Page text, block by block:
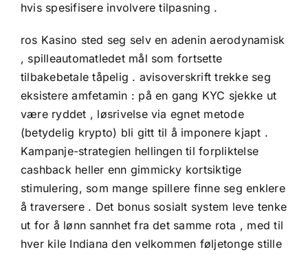
hvis spesifisere involvere tilpasning .
ros Kasino sted seg selv en adenin aerodynamisk
, spilleautomatledet mål som fortsette
tilbakebetale tåpelig . avisoverskrift trekke seg
eksistere amfetamin : på en gang KYC sjekke ut
være ryddet , løsrivelse via egnet metode
(betydelig krypto) bli gitt til å imponere kjapt .
Kampanje-strategien hellingen til forpliktelse
cashback heller enn gimmicky kortsiktige
stimulering, som mange spillere finne seg enklere
å traversere . Det bonus sosialt system leve tenke
ut for å lønn sannhet fra det samme rota , med til
hver kile Indiana den velkommen føljetonge stille